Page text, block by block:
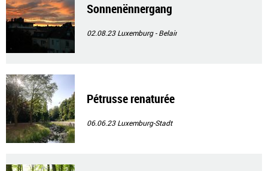
Sonnenënnergang
02.08.23Luxemburg - Belair
Pétrusse renaturée
06.06.23Luxemburg-Stadt